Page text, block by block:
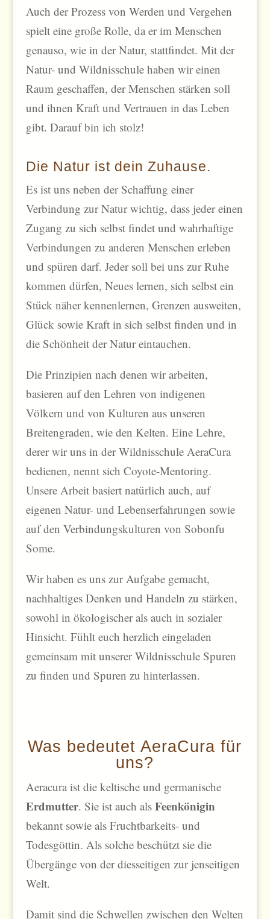
Auch der Prozess von Werden und Vergehen
spielt eine große Rolle, da er im Menschen
genauso, wie in der Natur, stattfindet. Mit der
Natur- und Wildnisschule haben wir einen
Raum geschaffen, der Menschen stärken soll
und ihnen Kraft und Vertrauen in das Leben
gibt. Darauf bin ich stolz!
Die Natur ist dein Zuhause.
Es ist uns neben der Schaffung einer
Verbindung zur Natur wichtig, dass jeder einen
Zugang zu sich selbst findet und wahrhaftige
Verbindungen zu anderen Menschen erleben
und spüren darf. Jeder soll bei uns zur Ruhe
kommen dürfen, Neues lernen, sich selbst ein
Stück näher kennenlernen, Grenzen ausweiten,
Glück sowie Kraft in sich selbst finden und in
die Schönheit der Natur eintauchen.
Die Prinzipien nach denen wir arbeiten,
basieren auf den Lehren von indigenen
Völkern und von Kulturen aus unseren
Breitengraden, wie den Kelten. Eine Lehre,
derer wir uns in der Wildnisschule AeraCura
bedienen, nennt sich Coyote-Mentoring.
Unsere Arbeit basiert natürlich auch, auf
eigenen Natur- und Lebenserfahrungen sowie
auf den Verbindungskulturen von Sobonfu
Some.
Wir haben es uns zur Aufgabe gemacht,
nachhaltiges Denken und Handeln zu stärken,
sowohl in ökologischer als auch in sozialer
Hinsicht. Fühlt euch herzlich eingeladen
gemeinsam mit unserer Wildnisschule Spuren
zu finden und Spuren zu hinterlassen.
Was bedeutet AeraCura für
uns?
Aeracura ist die keltische und germanische
Erdmutter. Sie ist auch als Feenkönigin
bekannt sowie als Fruchtbarkeits- und
Todesgöttin. Als solche beschützt sie die
Übergänge von der diesseitigen zur jenseitigen
Welt.
Damit sind die Schwellen zwischen den Welten